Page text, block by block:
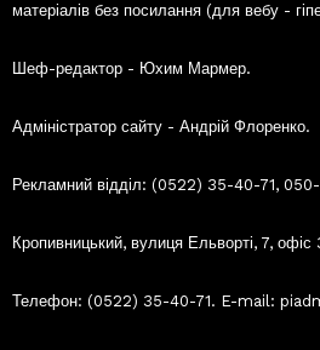
матеріалів без посилання (для вебу -
Шеф-редактор - Юхим Мармер.
Адміністратор сайту - Андрій Флоренко.
Рекламний відділ: (0522) 35-40-71,
Кропивницький, вулиця Ельворті, 7, офіс
Телефон: (0522) 35-40-71. E-mail: